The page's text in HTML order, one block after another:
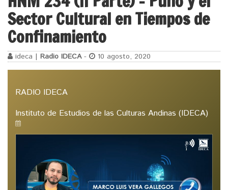
Sector Cultural en Tiempos de
Confinamiento
ideca | Radio IDECA- 10 agosto, 2020
RADIO IDECA
Instituto de Estudios de las Culturas Andinas (IDECA)